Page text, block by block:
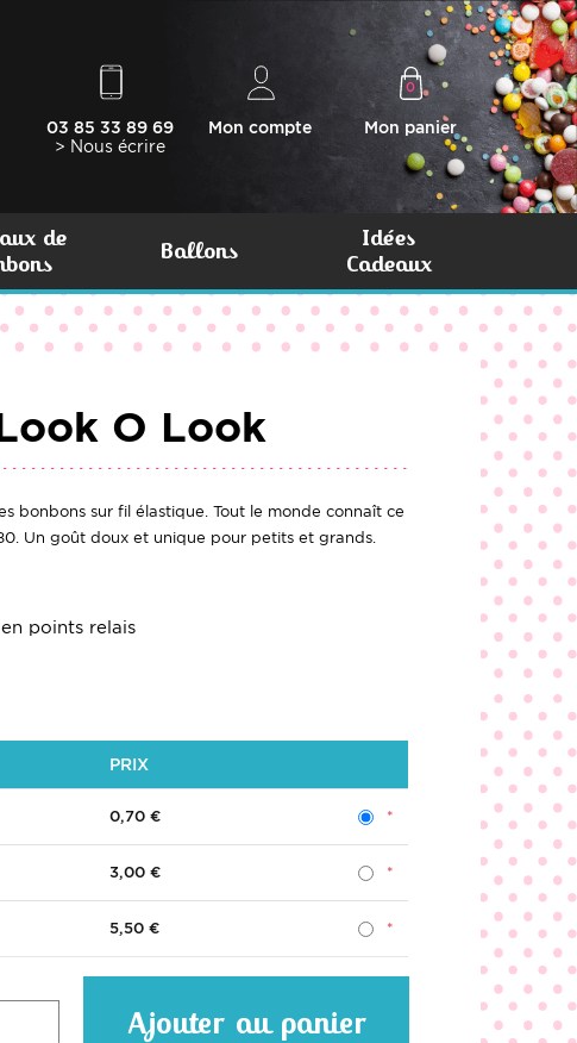
03 85 33 89 69
> Nous écrire
Mon compte Mon panier
0
de
Ballons
Idées
Cadeaux
O Look
bonbons sur fil élastique. Tout le monde connaît ce
Un goût doux et unique pour petits et grands.
points relais
PRIX
0,70 €
3,00 €
5,50 €
Ajouter au panier